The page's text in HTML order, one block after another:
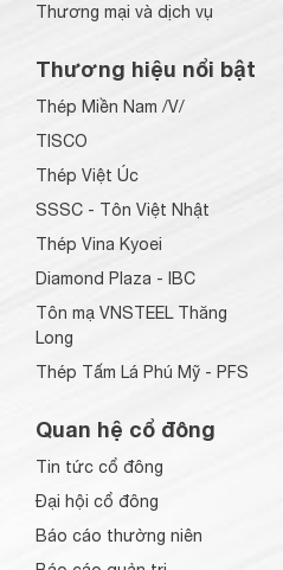
Thương mại và dịch vụ
Thương hiệu nổi bật
Thép Miền Nam /V/
TISCO
Thép Việt Úc
SSSC - Tôn Việt Nhật
Thép Vina Kyoei
Diamond Plaza - IBC
Tôn mạ VNSTEEL Thăng
Long
Thép Tấm Lá Phú Mỹ - PFS
Quan hệ cổ đông
Tin tức cổ đông
Đại hội cổ đông
Báo cáo thường niên